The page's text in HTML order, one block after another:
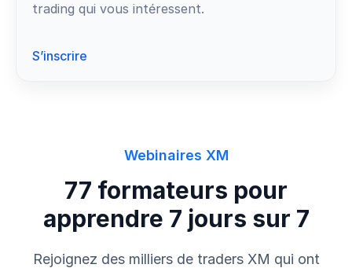
trading qui vous intéressent.
S’inscrire
Webinaires XM
77 formateurs pour
apprendre 7 jours sur 7
Rejoignez des milliers de traders XM qui ont